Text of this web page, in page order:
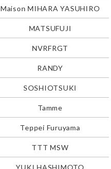
Maison MIHARA YASUHIRO
MATSUFUJI
NVRFRGT
RANDY
SOSHIOTSUKI
Tamme
Teppei Furuyama
TTT MSW
YUKI HASHIMOTO